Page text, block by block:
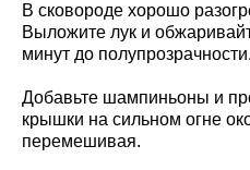
В сковороде хорошо
Выложите лук и
минут до полупрозрачности.
Добавьте шампиньоны и
крышки на сильном огне
перемешивая.